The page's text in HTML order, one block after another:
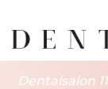
Dentalsalon